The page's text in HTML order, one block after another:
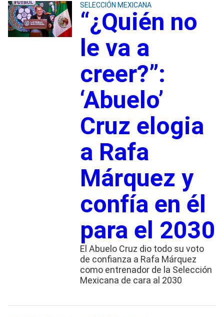
SELECCIÓN MEXICANA
“¿Quién no
le va a
creer?”:
‘Abuelo’
Cruz elogia
a Rafa
Márquez y
confía en él
para el 2030
El Abuelo Cruz dio todo su voto
de confianza a Rafa Márquez
como entrenador de la Selección
Mexicana de cara al 2030